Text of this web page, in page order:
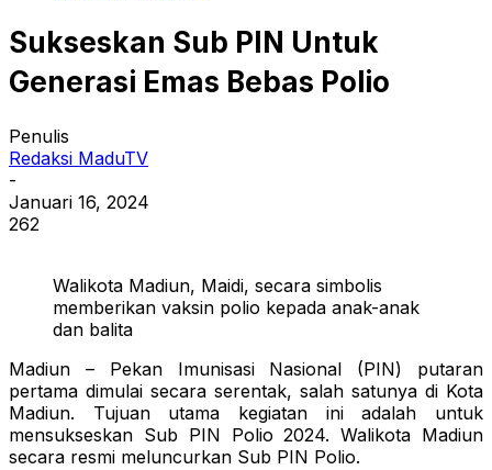
Sukseskan Sub PIN Untuk
Generasi Emas Bebas Polio
Penulis
Redaksi MaduTV
-
Januari 16, 2024
262
Walikota Madiun, Maidi, secara simbolis
memberikan vaksin polio kepada anak-anak
dan balita
Madiun – Pekan Imunisasi Nasional (PIN) putaran
pertama dimulai secara serentak, salah satunya di Kota
Madiun. Tujuan utama kegiatan ini adalah untuk
mensukseskan Sub PIN Polio 2024. Walikota Madiun
secara resmi meluncurkan Sub PIN Polio.